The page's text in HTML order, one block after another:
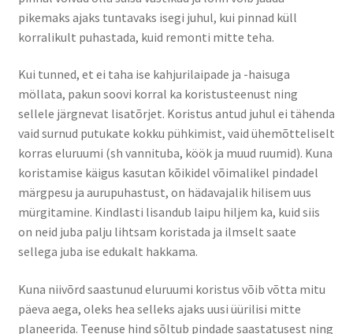
pikemaks ajaks tuntavaks isegi juhul, kui pinnad küll
korralikult puhastada, kuid remonti mitte teha.
Kui tunned, et ei taha ise kahjurilaipade ja -haisuga
möllata, pakun soovi korral ka koristusteenust ning
sellele järgnevat lisatõrjet. Koristus antud juhul ei tähenda
vaid surnud putukate kokku pühkimist, vaid ühemõtteliselt
korras eluruumi (sh vannituba, köök ja muud ruumid). Kuna
koristamise käigus kasutan kõikidel võimalikel pindadel
märgpesu ja aurupuhastust, on hädavajalik hilisem uus
mürgitamine. Kindlasti lisandub laipu hiljem ka, kuid siis
on neid juba palju lihtsam koristada ja ilmselt saate
sellega juba ise edukalt hakkama.
Kuna niivõrd saastunud eluruumi koristus võib võtta mitu
päeva aega, oleks hea selleks ajaks uusi üürilisi mitte
planeerida. Teenuse hind sõltub pindade saastatusest ning